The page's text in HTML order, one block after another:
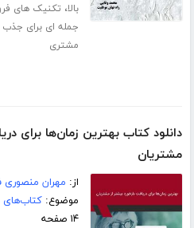
بالا، تکنیک های
جمله ای برای
مشتری
دانلود کتاب بهترین زمان‌ها برای
مشتریان
از: مهران منصوری
موضوع:کتاب‌های
۱۴ صفحه